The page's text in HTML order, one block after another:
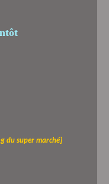
du super marché]